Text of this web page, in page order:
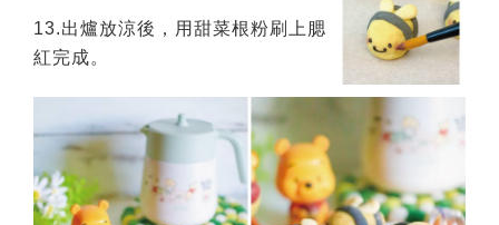
13.出爐放涼後，用甜菜根粉刷上腮
紅完成。